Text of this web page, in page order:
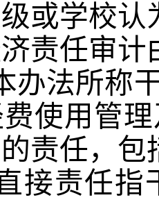
级或学校
责任审
办法所称
使用管
责任，
接责任指